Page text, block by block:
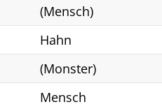
(Mensch)
Hahn
(Monster)
Mensch